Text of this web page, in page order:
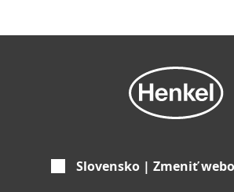
Slovensko | Zmeniť